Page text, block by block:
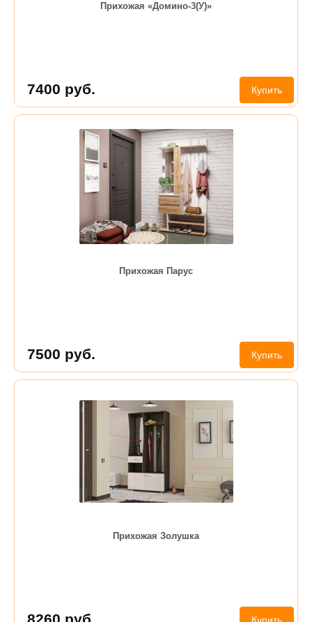
Прихожая «Домино-3(У)»
7400 руб. Купить
Прихожая Парус
7500 руб. Купить
Прихожая Золушка